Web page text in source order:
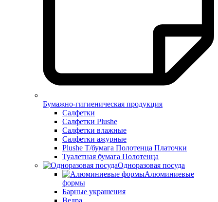
Бумажно-гигиеническая продукция
Салфетки
Салфетки Plushe
Салфетки влажные
Салфетки ажурные
Plushe Т/бумага Полотенца Платочки
Туалетная бумага Полотенца
Одноразовая посуда
Алюминиевые
формы
Барные украшения
Ведра